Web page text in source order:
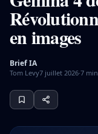
en images
Brief IA
Tom Levy7 juillet 2026·7 min